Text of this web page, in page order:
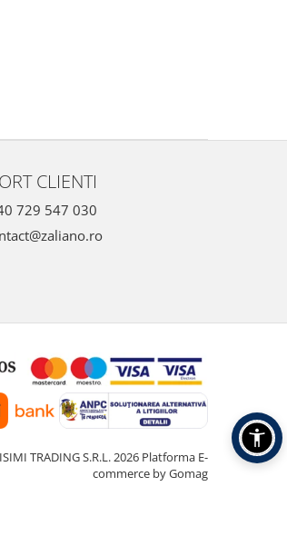
CLIENTI
729 547 030
TRADING S.R.L. 2026 Platforma E-
commerce by Gomag